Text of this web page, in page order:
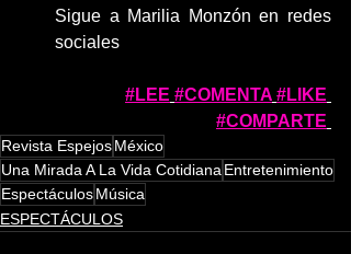
Sigue a Marilia Monzón en redes
sociales
#LEE #COMENTA #LIKE
#COMPARTE
Revista EspejosMéxico
Una Mirada A La Vida Cotidiana Entretenimiento
EspectáculosMúsica
ESPECTÁCULOS